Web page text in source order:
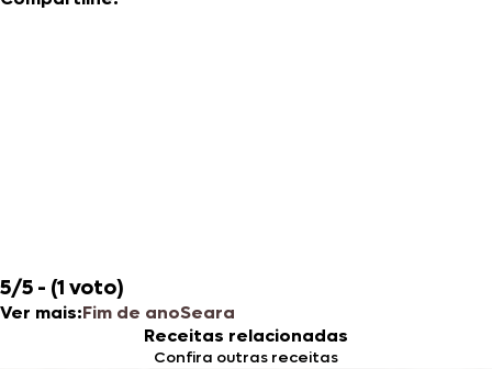
5/5 - (1 voto)
Ver mais:Fim de anoSeara
Receitas relacionadas
Confira outras receitas